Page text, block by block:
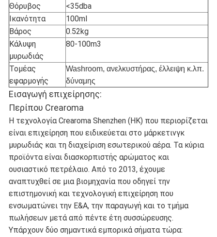
Θόρυβος
<35dba
Ικανότητα
100ml
Βάρος
0.52kg
Κάλυψη
μυρωδιάς
80-100m3
Τομέας
εφαρμογής
Washroom, ανελκυστήρας, έλλειψη κ.λπ.
δύναμης
Εισαγωγή επιχείρησης:
Περίπου Crearoma
Η τεχνολογία Crearoma Shenzhen (HK) που περιορίζεται
είναι επιχείρηση που ειδικεύεται στο μάρκετινγκ
μυρωδιάς και τη διαχείριση εσωτερικού αέρα. Τα κύρια
προϊόντα είναι διασκορπιστής αρώματος και
ουσιαστικό πετρέλαιο. Από το 2013, έχουμε
αναπτυχθεί σε μια βιομηχανία που οδηγεί την
επιστημονική και τεχνολογική επιχείρηση που
ενσωματώνει την Ε&Α, την παραγωγή και το τμήμα
πωλήσεων μετά από πέντε έτη συσσώρευσης.
Υπάρχουν δύο σημαντικά εμπορικά σήματα τώρα: